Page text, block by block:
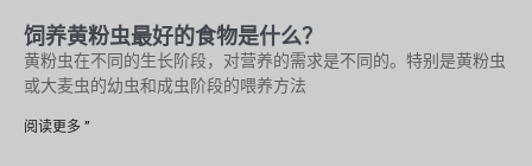
饲养黄粉虫最好的食物是什么？
黄粉虫在不同的生长阶段，对营养的需求是不同的。特别是黄粉虫
或大麦虫的幼虫和成虫阶段的喂养方法
阅读更多 ”